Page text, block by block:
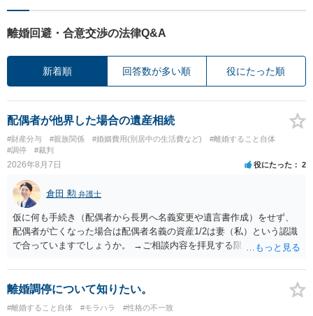
離婚回避・合意交渉の法律Q&A
新着順 回答数が多い順 役にたった順
配偶者が他界した場合の遺産相続
#財産分与 #親族関係 #婚姻費用(別居中の生活費など)
#離婚すること自体
#調停
#裁判
2026年8月7日 役にたった 2
倉田 勲 弁護士
仮に何も手続き（配偶者から長男へ名義変更や遺言書作成）をせず、
配偶者が亡くなった場合は配偶者名義の資産1/2は妻（私）という認識
で合っていますでしょうか。 →ご相談内容を拝見する限りでは、その
完全に所有する場合は、他の相続人に対して自宅の評価額の１/２の代
償金の支払いが必要になります。
離婚調停について知りたい。
#離婚すること自体 #モラハラ #性格の不一致